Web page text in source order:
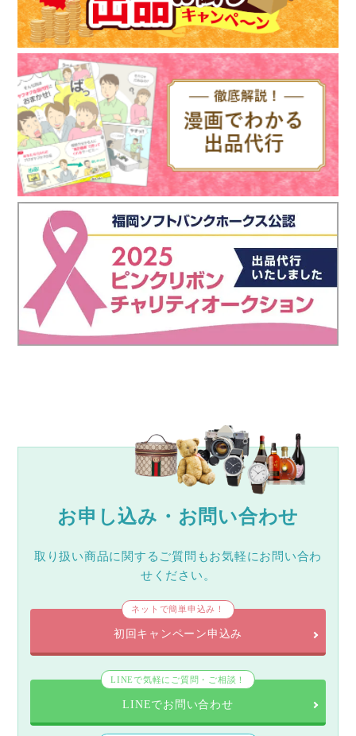
お申し込み・お問い合わせ
取り扱い商品に関するご質問もお気軽にお問い合わ
せください。
ネットで簡単申込み！
初回キャンペーン申込み
LINEで気軽にご質問・ご相談！
LINEでお問い合わせ